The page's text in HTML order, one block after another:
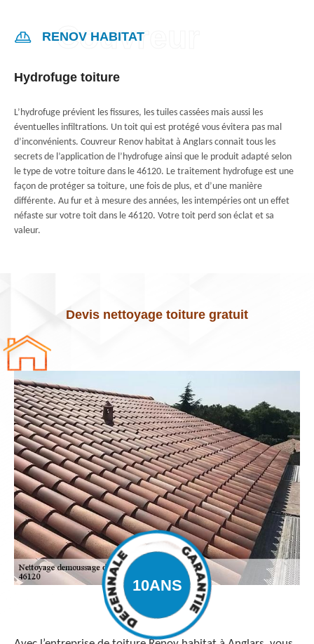
RENOV HABITAT
Hydrofuge toiture
L’hydrofuge prévient les fissures, les tuiles cassées mais aussi les
éventuelles infiltrations. Un toit qui est protégé vous évitera pas mal
d’inconvénients. Couvreur Renov habitat à Anglars connait tous les
secrets de l’application de l’hydrofuge ainsi que le produit adapté selon
le type de votre toiture dans le 46120. Le traitement hydrofuge est une
façon de protéger sa toiture, une fois de plus, et d’une manière
différente. Au fur et à mesure des années, les intempéries ont un effet
néfaste sur votre toit dans le 46120. Votre toit perd son éclat et sa
valeur.
Devis nettoyage toiture gratuit